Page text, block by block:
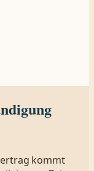
kommt